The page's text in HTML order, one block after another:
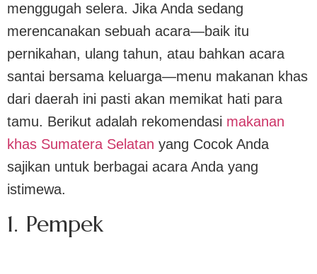
menggugah selera. Jika Anda sedang
merencanakan sebuah acara—baik itu
pernikahan, ulang tahun, atau bahkan acara
santai bersama keluarga—menu makanan khas
dari daerah ini pasti akan memikat hati para
tamu. Berikut adalah rekomendasi makanan
khas Sumatera Selatan yang Cocok Anda
sajikan untuk berbagai acara Anda yang
istimewa.
1. Pempek